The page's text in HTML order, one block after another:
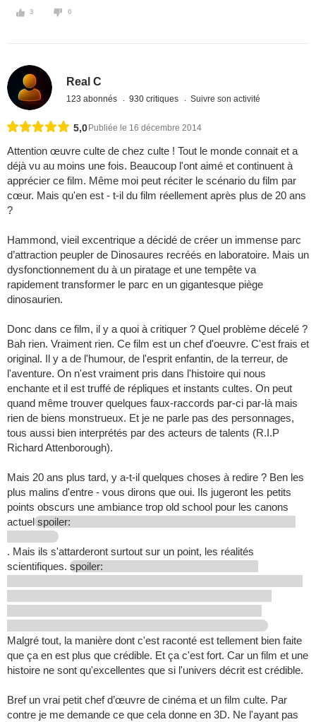
3 0
Real C
123 abonnés 930 critiques Suivre son activité
5,0 Publiée le 16 décembre 2014
Attention œuvre culte de chez culte ! Tout le monde connait et a
déjà vu au moins une fois. Beaucoup l'ont aimé et continuent à
apprécier ce film. Même moi peut réciter le scénario du film par
cœur. Mais qu'en est - t-il du film réellement après plus de 20 ans
?
Hammond, vieil excentrique a décidé de créer un immense parc
d’attraction peupler de Dinosaures recréés en laboratoire. Mais un
dysfonctionnement du à un piratage et une tempête va
rapidement transformer le parc en un gigantesque piège
dinosaurien.
Donc dans ce film, il y a quoi à critiquer ? Quel problème décelé ?
Bah rien. Vraiment rien. Ce film est un chef d'oeuvre. C'est frais et
original. Il y a de l'humour, de l'esprit enfantin, de la terreur, de
l'aventure. On n'est vraiment pris dans l'histoire qui nous
enchante et il est truffé de répliques et instants cultes. On peut
quand même trouver quelques faux-raccords par-ci par-là mais
rien de biens monstrueux. Et je ne parle pas des personnages,
tous aussi bien interprétés par des acteurs de talents (R.I.P
Richard Attenborough).
Mais 20 ans plus tard, y a-t-il quelques choses à redire ? Ben les
plus malins d'entre - vous dirons que oui. Ils jugeront les petits
points obscurs une ambiance trop old school pour les canons
actuel spoiler:
. Mais ils s'attarderont surtout sur un point, les réalités
scientifiques. spoiler:
Malgré tout, la manière dont c'est raconté est tellement bien faite
que ça en est plus que crédible. Et ça c'est fort. Car un film et une
histoire ne sont qu'excellentes que si l'univers décrit est crédible.
Bref un vrai petit chef d’œuvre de cinéma et un film culte. Par
contre je me demande ce que cela donne en 3D. Ne l'ayant pas